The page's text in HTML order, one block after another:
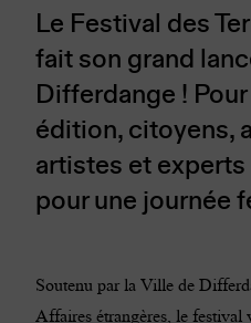
Le Festival des
fait son grand
Differdange !
édition, citoyens,
artistes et
pour une journée
Soutenu par la Ville de
Affaires étrangères, le festival